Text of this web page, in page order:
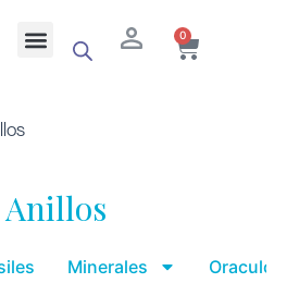
herramientas
Menu 0
Anillos
Minerales Oraculo y